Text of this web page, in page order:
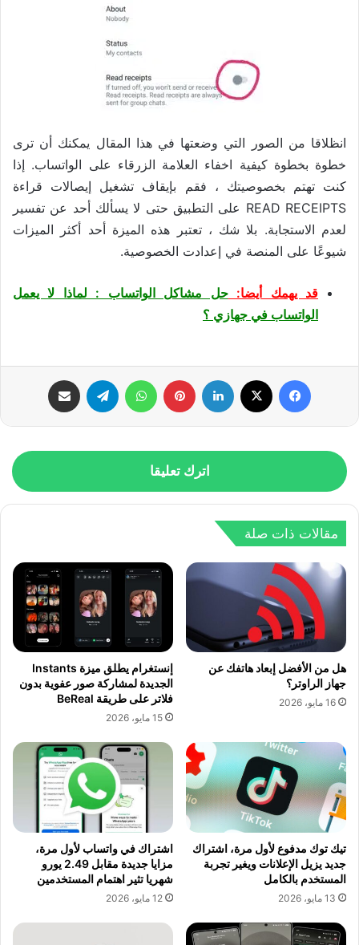
انظلاقا من الصور التي وضعتها في هذا المقال يمكنك أن ترى
خطوة بخطوة كيفية اخفاء العلامة الزرقاء على الواتساب. إذا
كنت تهتم بخصوصيتك ، فقم بإيقاف تشغيل إيصالات قراءة
READ RECEIPTS على التطبيق حتى لا يسألك أحد عن تفسير
لعدم الاستجابة. بلا شك ، تعتبر هذه الميزة أحد أكثر الميزات
شيوعًا على المنصة في إعدادت الخصوصية.
قد يهمك أيضا:حل مشاكل الواتساب : لماذا لا يعمل
الواتساب في جهازي ؟
اترك تعليقا
مقالات ذات صلة
هل من الأفضل إبعاد هاتفك عن
جهاز الراوتر؟
16 مايو، 2026
إنستغرام يطلق ميزة Instants
الجديدة لمشاركة صور عفوية بدون
فلاتر على طريقة BeReal
15 مايو، 2026
تيك توك مدفوع لأول مرة، اشتراك
جديد يزيل الإعلانات ويغير تجربة
المستخدم بالكامل
13 مايو، 2026
اشتراك في واتساب لأول مرة،
مزايا جديدة مقابل 2.49 يورو
شهريا تثير اهتمام المستخدمين
12 مايو، 2026